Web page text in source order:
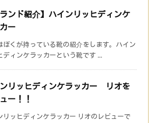
ランド紹介】ハインリッヒディンケ
ー
ぼくが持っている靴の紹介をします。ハイン
ディンケラッカーという靴です ...
リッヒディンケラッカー リオを
ー！！
リッヒディンケラッカー リオのレビューで